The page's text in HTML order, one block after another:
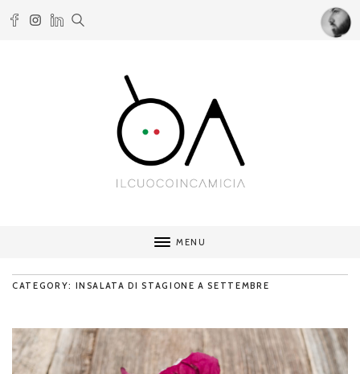
MENU
CATEGORY: INSALATA DI STAGIONE A SETTEMBRE